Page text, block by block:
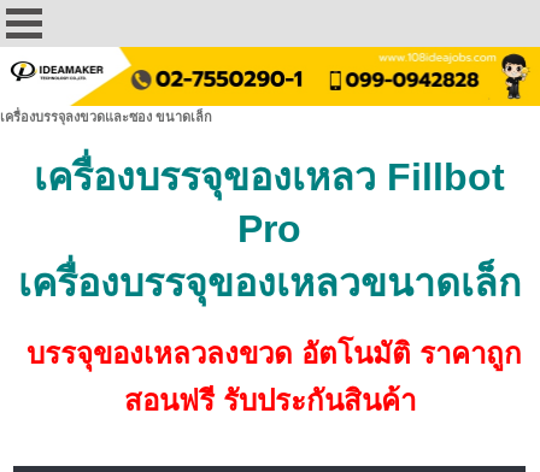
เครื่องบรรจุลงขวดและซอง ขนาดเล็ก
เครื่องบรรจุของเหลว Fillbot
Pro
เครื่องบรรจุของเหลวขนาดเล็ก
บรรจุของเหลวลงขวด อัตโนมัติ ราคาถูก
สอนฟรี รับประกันสินค้า